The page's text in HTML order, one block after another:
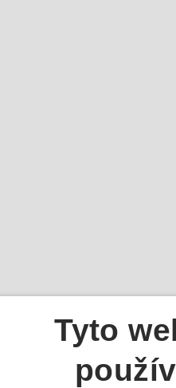
Tyto